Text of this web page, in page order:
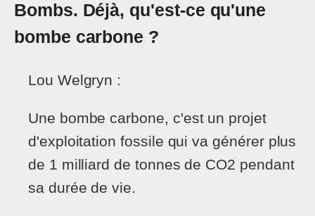
Bombs. Déjà, qu'est-ce qu'une
bombe carbone ?
Lou Welgryn :
Une bombe carbone, c'est un projet
d'exploitation fossile qui va générer plus
de 1 milliard de tonnes de CO2 pendant
sa durée de vie.